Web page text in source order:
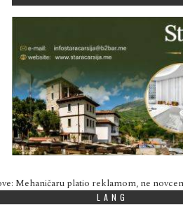
Mehaničaru platio reklamom, ne
LANG